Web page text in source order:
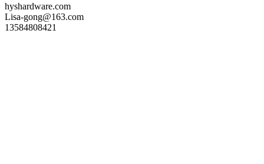
hyshardware.com
Lisa-gong@163.com
13584808421